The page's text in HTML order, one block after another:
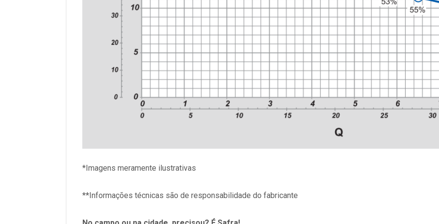
*Imagens meramente ilustrativas
**Informações técnicas são de responsabilidade do fabricante